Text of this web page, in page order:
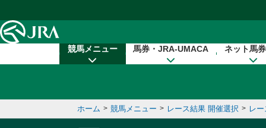
競馬メニュー 馬券・JRA-UMACA ネット馬
ホーム > 競馬メニュー > レース結果 開催選択 > レ